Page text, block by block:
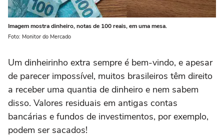
Imagem mostra dinheiro, notas de 100 reais, em uma mesa.
Foto: Monitor do Mercado
Um dinheirinho extra sempre é bem-vindo, e apesar
de parecer impossível, muitos brasileiros têm direito
a receber uma quantia de dinheiro e nem sabem
disso. Valores residuais em antigas contas
bancárias e fundos de investimentos, por exemplo,
podem ser sacados!